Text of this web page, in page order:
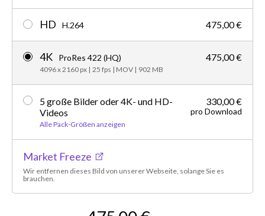
HD H.264 475,00 €
4K ProRes 422 (HQ)
4096 x 2160 px | 25 fps | MOV | 902 MB
475,00 €
5 große Bilder oder 4K- und HD-
Videos
Alle Pack-Größen anzeigen
330,00 €
pro Download
Market Freeze
Wir entfernen dieses Bild von unserer Webseite, solange Sie es
brauchen.